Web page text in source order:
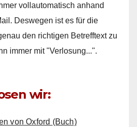
vollautomatisch anhand
Deswegen ist es für die
den richtigen Betrefftext zu
immer mit "Verlosung...".
wir:
von Oxford (Buch)